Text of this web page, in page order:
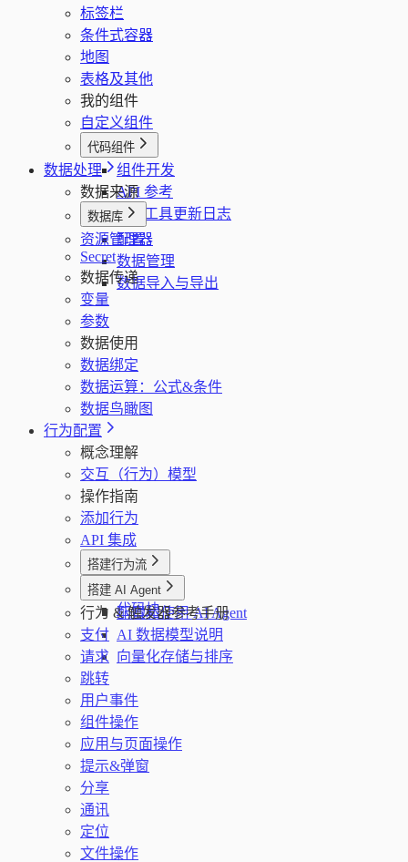
标签栏
条件式容器
地图
表格及其他
我的组件
自定义组件
代码组件
组件开发
API 参考
CLI 工具更新日志
数据处理
数据来源
数据库
配置
数据管理
数据导入与导出
资源管理器
Secret
数据传递
变量
参数
数据使用
数据绑定
数据运算：公式&条件
数据鸟瞰图
行为配置
概念理解
交互（行为）模型
操作指南
添加行为
API 集成
搭建行为流
行为流
代码块
搭建 AI Agent
配置和使用 AI Agent
AI 数据模型说明
向量化存储与排序
行为 & 触发器参考手册
支付
请求
跳转
用户事件
组件操作
应用与页面操作
提示&弹窗
分享
通讯
定位
文件操作